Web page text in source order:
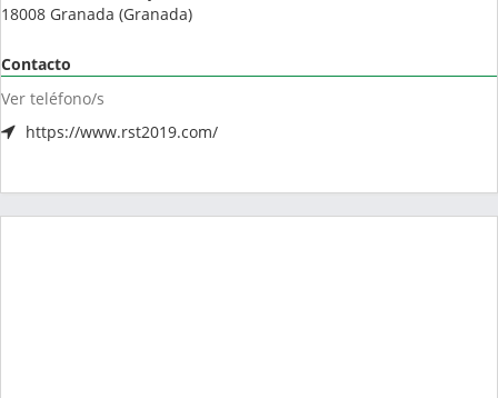
18008 Granada (Granada)
Contacto
Ver teléfono/s
https://www.rst2019.com/